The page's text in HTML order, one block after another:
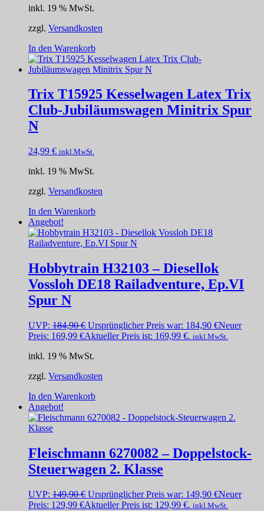
inkl. 19 % MwSt.
zzgl. Versandkosten
In den Warenkorb
Trix T15925 Kesselwagen Latex Trix
Club-Jubiläumswagen Minitrix Spur
N
24,99 € inkl.MwSt.
inkl. 19 % MwSt.
zzgl. Versandkosten
In den Warenkorb
Angebot!
Hobbytrain H32103 – Diesellok
Vossloh DE18 Railadventure, Ep.VI
Spur N
UVP: 184,90€ Ursprünglicher Preis war: 184,90 €Neuer
Preis: 169,99 €Aktueller Preis ist: 169,99 €. inkl.MwSt.
inkl. 19 % MwSt.
zzgl. Versandkosten
In den Warenkorb
Angebot!
Fleischmann 6270082 – Doppelstock-
Steuerwagen 2. Klasse
UVP: 149,90€ Ursprünglicher Preis war: 149,90 €Neuer
Preis: 129,99 €Aktueller Preis ist: 129,99 €. inkl.MwSt.